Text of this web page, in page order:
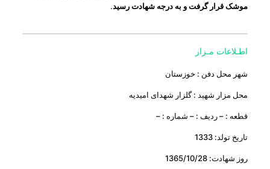
موشک قرار گرفت و به درجه شهادت رسید.
اطـلاعات مـزار
شهر محل دفن : خوزستان
محل مزار شهید : گلزار شهدای امیدیه
قطعه : – ردیف : – شماره : –
تاریخ تولد: 1333
روز شهادت: 1365/10/28